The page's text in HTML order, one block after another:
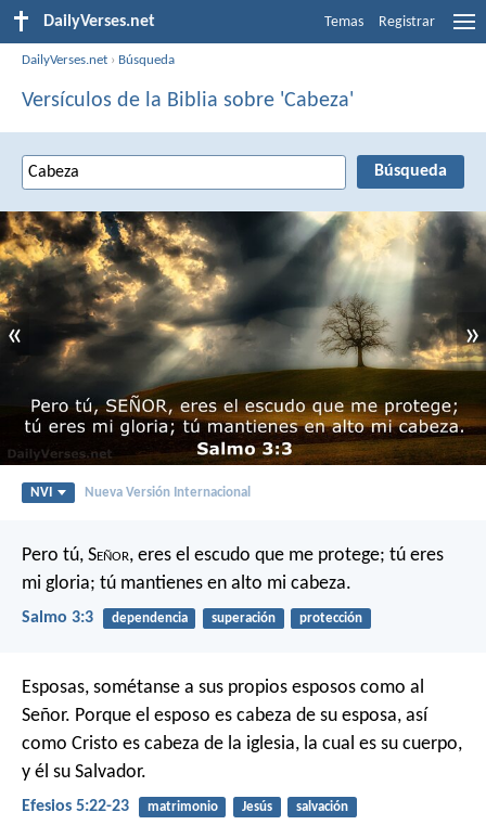
DailyVerses.net Temas Registrar
DailyVerses.net › Búsqueda
Versículos de la Biblia sobre 'Cabeza'
« »
NVI Nueva Versión Internacional
Pero tú, Señor, eres el escudo que me protege; tú eres
mi gloria; tú mantienes en alto mi cabeza.
Salmo 3:3 dependencia superación protección
Esposas, sométanse a sus propios esposos como al
Señor. Porque el esposo es cabeza de su esposa, así
como Cristo es cabeza de la iglesia, la cual es su cuerpo,
y él su Salvador.
Efesios 5:22-23 matrimonio Jesús salvación